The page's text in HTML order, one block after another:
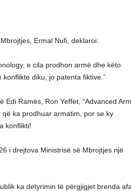
Ermal Nufi, deklaroi:
e cila prodhon armë dhe këto
diku, jo patenta fiktive.”
Ramës, Ron Yeffet, “Advanced
që ka prodhuar armatim, por se ky
konflikti!
i drejtova Ministrisë së Mbrojtjes një
ka detyrimin të përgjigjet brenda